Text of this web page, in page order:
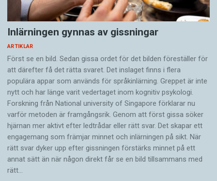
Inlärningen gynnas av gissningar
ARTIKLAR
Först se en bild. Sedan gissa ordet för det bilden föreställer för
att därefter få det rätta svaret. Det inslaget finns i flera
populära appar som används för språkinlärning. Greppet är inte
nytt och har länge varit vedertaget inom kognitiv psykologi.
Forskning från National university of Singa­pore förklarar nu
varför metoden är framgångsrik. Genom att först gissa ­söker
hjärnan mer aktivt ­efter ledtrådar eller rätt svar. Det skapar ett
engagemang som främjar minnet och inlärningen på sikt. När
rätt svar dyker upp efter gissningen förstärks minnet på ett
annat sätt än när någon direkt får se en bild tillsammans med
rätt…